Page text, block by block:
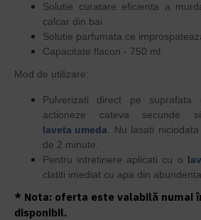
Solutie curatare eficienta a
calcar din bai
Solutie parfumata ce
Capacitate flacon - 750 ml
Mod de utilizare:
Pulverizati direct pe
actioneze cateva secunde
laveta umeda . Nu lasati
de 2 minute.
Pentru intretinere aplicati cu o
clatiti imediat cu apa din abundenta.
* Nota: oferta este valabilă numai
disponibil.